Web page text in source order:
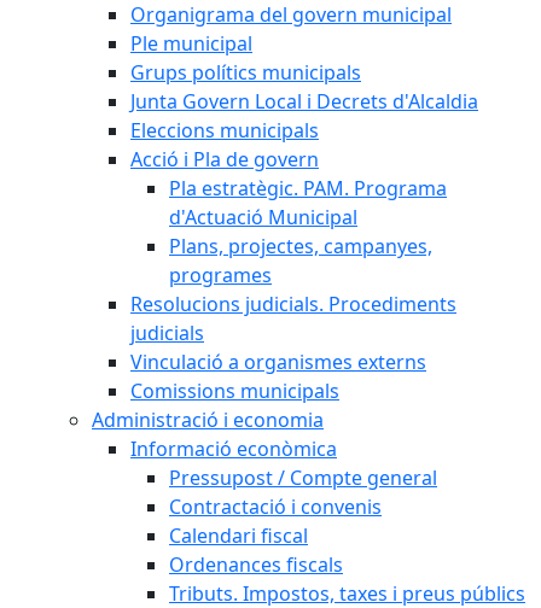
Organigrama del govern municipal
Ple municipal
Grups polítics municipals
Junta Govern Local i Decrets d'Alcaldia
Eleccions municipals
Acció i Pla de govern
Pla estratègic. PAM. Programa
d'Actuació Municipal
Plans, projectes, campanyes,
programes
Resolucions judicials. Procediments
judicials
Vinculació a organismes externs
Comissions municipals
Administració i economia
Informació econòmica
Pressupost / Compte general
Contractació i convenis
Calendari fiscal
Ordenances fiscals
Tributs. Impostos, taxes i preus públics